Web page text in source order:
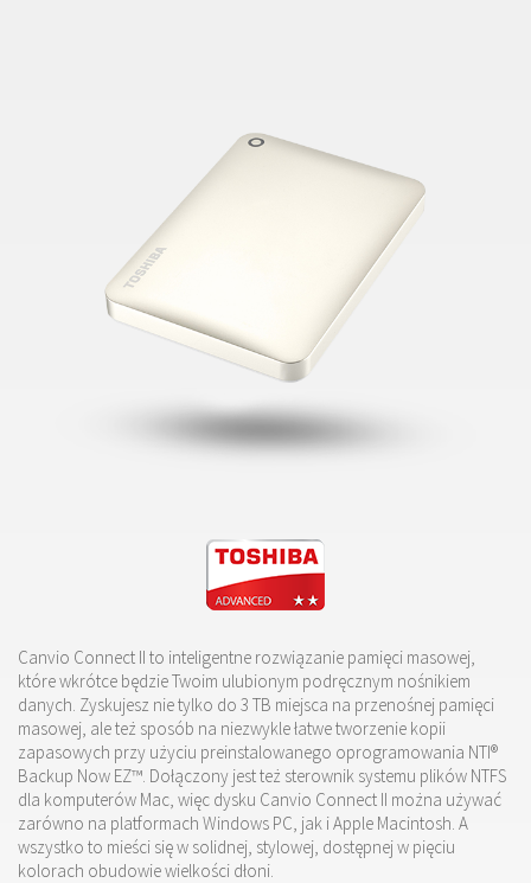
Canvio Connect II to inteligentne rozwiązanie pamięci masowej,
które wkrótce będzie Twoim ulubionym podręcznym nośnikiem
danych. Zyskujesz nie tylko do 3 TB miejsca na przenośnej pamięci
masowej, ale też sposób na niezwykle łatwe tworzenie kopii
zapasowych przy użyciu preinstalowanego oprogramowania NTI®
Backup Now EZ™. Dołączony jest też sterownik systemu plików NTFS
dla komputerów Mac, więc dysku Canvio Connect II można używać
zarówno na platformach Windows PC, jak i Apple Macintosh. A
wszystko to mieści się w solidnej, stylowej, dostępnej w pięciu
kolorach obudowie wielkości dłoni.